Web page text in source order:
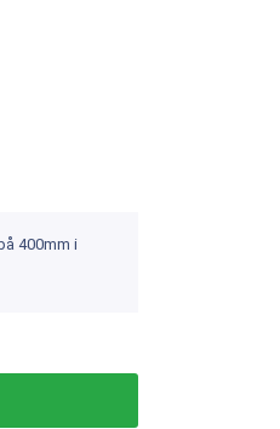
400mm i